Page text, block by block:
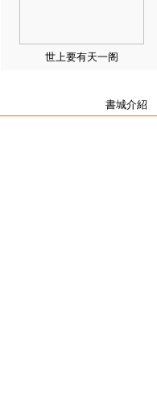
世上要有天一阁
書城介紹